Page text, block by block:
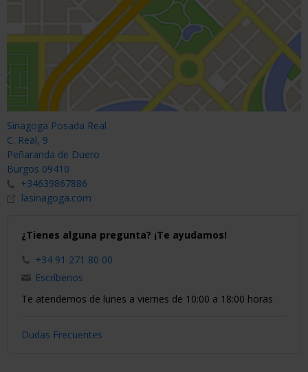
Sinagoga Posada Real
C. Real, 9
Peñaranda de Duero
Burgos 09410
+34639867886
lasinagoga.com
¿Tienes alguna pregunta? ¡Te ayudamos!
+34 91 271 80 00
Escríbenos
Te atendemos de lunes a viernes de 10:00 a 18:00 horas
Dudas Frecuentes